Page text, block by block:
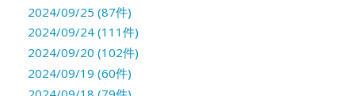
2024/09/25 (87件)
2024/09/24 (111件)
2024/09/20 (102件)
2024/09/19 (60件)